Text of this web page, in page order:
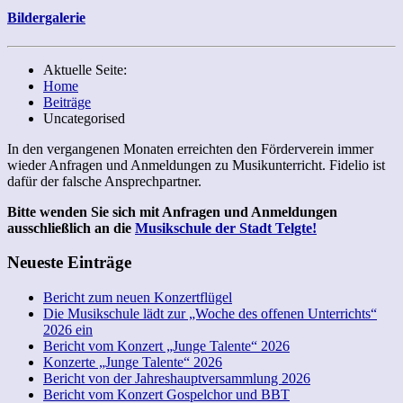
Bildergalerie
Aktuelle Seite:
Home
Beiträge
Uncategorised
In den vergangenen Monaten erreichten den Förderverein immer
wieder Anfragen und Anmeldungen zu Musikunterricht. Fidelio ist
dafür der falsche Ansprechpartner.
Bitte wenden Sie sich mit Anfragen und Anmeldungen
ausschließlich an die Musikschule der Stadt Telgte!
Neueste Einträge
Bericht zum neuen Konzertflügel
Die Musikschule lädt zur „Woche des offenen Unterrichts“
2026 ein
Bericht vom Konzert „Junge Talente“ 2026
Konzerte „Junge Talente“ 2026
Bericht von der Jahreshauptversammlung 2026
Bericht vom Konzert Gospelchor und BBT